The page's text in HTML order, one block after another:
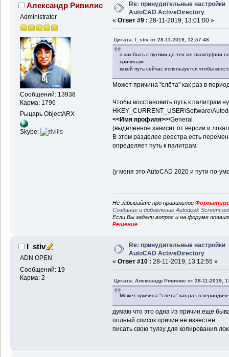
Александр Ривилис
Administrator
Сообщений: 13938
Карма: 1796
Рыцарь ObjectARX
Skype:
Re: принудительные настройки
AutoCAD ActiveDirectory
« Ответ #9 : 28-11-2019, 13:01:00 »
Цитата: I_stiv от 28-11-2019, 12:57:48
а как быть с путями до тех же палитр(они
причинам.
какой путь сейчас используется чтобы
Может причина "слёта" как раз в
Чтобы восстановить путь к палитрам
<<Имя профиля>>\General
(выделенное зависит от версии и
В этом разделее реестра есть
определяет путь к палитрам:
(у меня это AutoCAD 2020 и пути по-
Не забывайте про правильное
Создание и добавление Autodesk
Если Вы задали вопрос и на форуме
Решение
I_stiv
ADN OPEN
Сообщений: 19
Карма: 2
Re: принудительные настройки
AutoCAD ActiveDirectory
« Ответ #10 : 28-11-2019, 13:12:55 »
Цитата: Александр Ривилис от 28-11-2019,
Может причина "слёта" как раз в
думаю что это одна из причин.еще
полный список причин не известен.
писать свою тулзу для копирования